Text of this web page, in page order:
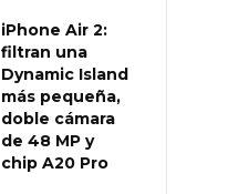
iPhone Air 2:
filtran una
Dynamic Island
más pequeña,
doble cámara
de 48 MP y
chip A20 Pro